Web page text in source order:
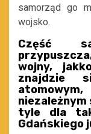
samorząd go
wojsko.
Część
wojny,
znajdzie
tyle dla
Gdańskiego